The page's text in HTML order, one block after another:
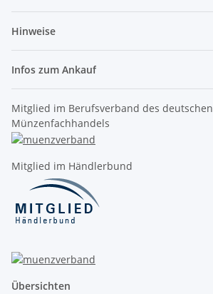
Hinweise
Infos zum Ankauf
Mitglied im Berufsverband des deutschen
Münzenfachhandels
Mitglied im Händlerbund
Übersichten